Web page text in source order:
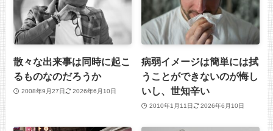
散々な出来事は同時に起こ
るものなのだろうか
2008年9月27日 2026年6月10日
病弱イメージは簡単には拭
うことができないのが悔し
いし、世知辛い
2010年1月11日 2026年6月10日